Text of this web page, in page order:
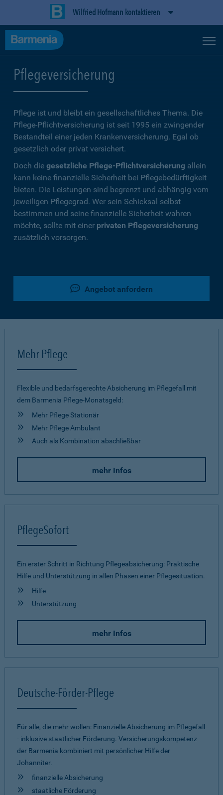
Wilfried Hofmann kontaktieren
Pflegeversicherung
Pflege ist und bleibt ein gesellschaftliches Thema. Die
Pflege-Pflichtversicherung ist seit 1995 ein zwingender
Bestandteil einer jeden Krankenversicherung. Egal ob
gesetzlich oder privat versichert.
Doch die gesetzliche Pflege-Pflichtversicherung allein
kann keine finanzielle Sicherheit bei Pflegebedürftigkeit
bieten. Die Leistungen sind begrenzt und abhängig vom
jeweiligen Pflegegrad. Wer sein Schicksal selbst
bestimmen und seine finanzielle Sicherheit wahren
möchte, sollte mit einer privaten Pflegeversicherung
zusätzlich vorsorgen.
Angebot anfordern
Mehr Pflege
Flexible und bedarfsgerechte Absicherung im Pflegefall mit
dem Barmenia Pflege-Monatsgeld:
Mehr Pflege Stationär
Mehr Pflege Ambulant
Auch als Kombination abschließbar
mehr Infos
PflegeSofort
Ein erster Schritt in Richtung Pflegeab­sicherung: Praktische
Hilfe und Unterstützung in allen Phasen einer Pflegesituation.
Hilfe
Unterstützung
mehr Infos
Deutsche-Förder-Pflege
Für alle, die mehr wollen: Finanzielle Absicherung im Pflegefall
- inklusive staatlicher Förderung. Versicherungskompetenz
der Barmenia kombiniert mit persönlicher Hilfe der
Johanniter.
finanzielle Absicherung
staatliche Förderung